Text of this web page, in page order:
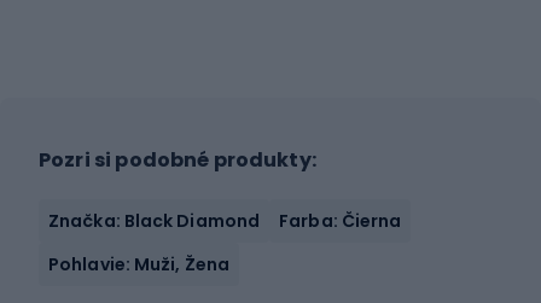
Pozri si podobné produkty:
Značka: Black Diamond
Farba: Čierna
Pohlavie: Muži, Žena